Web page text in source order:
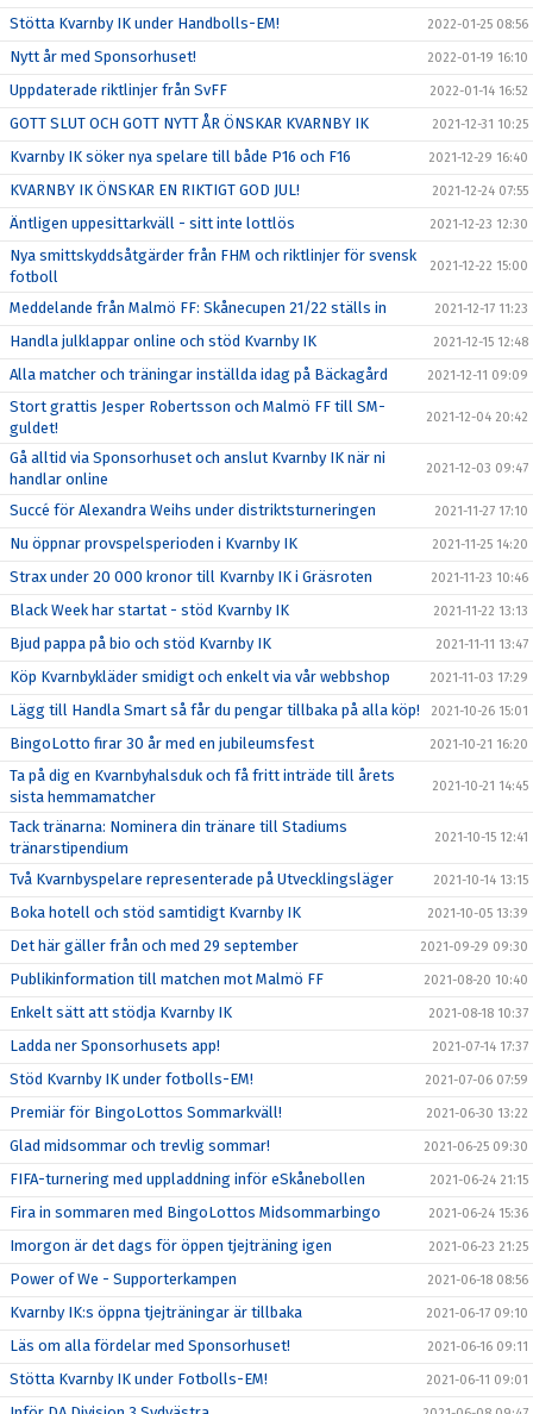
Stötta Kvarnby IK under Handbolls-EM! 2022-01-25 08:56
Nytt år med Sponsorhuset! 2022-01-19 16:10
Uppdaterade riktlinjer från SvFF 2022-01-14 16:52
GOTT SLUT OCH GOTT NYTT ÅR ÖNSKAR KVARNBY IK 2021-12-31 10:25
Kvarnby IK söker nya spelare till både P16 och F16 2021-12-29 16:40
KVARNBY IK ÖNSKAR EN RIKTIGT GOD JUL! 2021-12-24 07:55
Äntligen uppesittarkväll - sitt inte lottlös 2021-12-23 12:30
Nya smittskyddsåtgärder från FHM och riktlinjer för svensk
fotboll
2021-12-22 15:00
Meddelande från Malmö FF: Skånecupen 21/22 ställs in 2021-12-17 11:23
Handla julklappar online och stöd Kvarnby IK 2021-12-15 12:48
Alla matcher och träningar inställda idag på Bäckagård 2021-12-11 09:09
Stort grattis Jesper Robertsson och Malmö FF till SM-
guldet!
2021-12-04 20:42
Gå alltid via Sponsorhuset och anslut Kvarnby IK när ni
handlar online
2021-12-03 09:47
Succé för Alexandra Weihs under distriktsturneringen 2021-11-27 17:10
Nu öppnar provspelsperioden i Kvarnby IK 2021-11-25 14:20
Strax under 20 000 kronor till Kvarnby IK i Gräsroten 2021-11-23 10:46
Black Week har startat - stöd Kvarnby IK 2021-11-22 13:13
Bjud pappa på bio och stöd Kvarnby IK 2021-11-11 13:47
Köp Kvarnbykläder smidigt och enkelt via vår webbshop 2021-11-03 17:29
Lägg till Handla Smart så får du pengar tillbaka på alla köp! 2021-10-26 15:01
BingoLotto firar 30 år med en jubileumsfest 2021-10-21 16:20
Ta på dig en Kvarnbyhalsduk och få fritt inträde till årets
sista hemmamatcher
2021-10-21 14:45
Tack tränarna: Nominera din tränare till Stadiums
tränarstipendium
2021-10-15 12:41
Två Kvarnbyspelare representerade på Utvecklingsläger 2021-10-14 13:15
Boka hotell och stöd samtidigt Kvarnby IK 2021-10-05 13:39
Det här gäller från och med 29 september 2021-09-29 09:30
Publikinformation till matchen mot Malmö FF 2021-08-20 10:40
Enkelt sätt att stödja Kvarnby IK 2021-08-18 10:37
Ladda ner Sponsorhusets app! 2021-07-14 17:37
Stöd Kvarnby IK under fotbolls-EM! 2021-07-06 07:59
Premiär för BingoLottos Sommarkväll! 2021-06-30 13:22
Glad midsommar och trevlig sommar! 2021-06-25 09:30
FIFA-turnering med uppladdning inför eSkånebollen 2021-06-24 21:15
Fira in sommaren med BingoLottos Midsommarbingo 2021-06-24 15:36
Imorgon är det dags för öppen tjejträning igen 2021-06-23 21:25
Power of We - Supporterkampen 2021-06-18 08:56
Kvarnby IK:s öppna tjejträningar är tillbaka 2021-06-17 09:10
Läs om alla fördelar med Sponsorhuset! 2021-06-16 09:11
Stötta Kvarnby IK under Fotbolls-EM! 2021-06-11 09:01